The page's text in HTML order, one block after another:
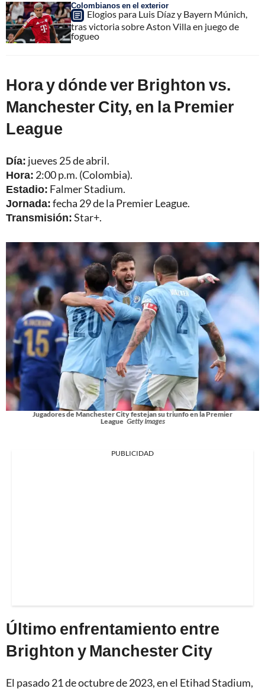
Colombianos en el exterior
Elogios para Luis Díaz y Bayern Múnich,
tras victoria sobre Aston Villa en juego de
fogueo
Hora y dónde ver Brighton vs.
Manchester City, en la Premier
League
Día: jueves 25 de abril.
Hora: 2:00 p.m. (Colombia).
Estadio: Falmer Stadium.
Jornada:fecha 29 de la Premier League.
Transmisión:Star+.
Jugadores de Manchester City festejan su triunfo en la Premier
League Getty Images
PUBLICIDAD
Último enfrentamiento entre
Brighton y Manchester City
El pasado 21 de octubre de 2023, en el Etihad Stadium,